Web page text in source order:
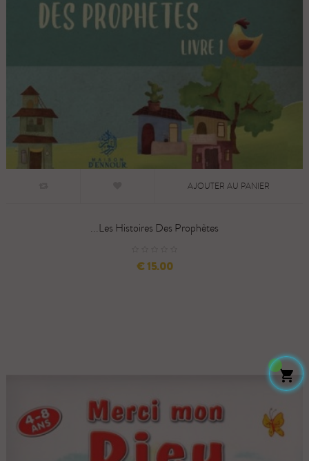
AJOUTER AU PANIER
Les Histoires Des Prophètes...
السعر
15.00 €
